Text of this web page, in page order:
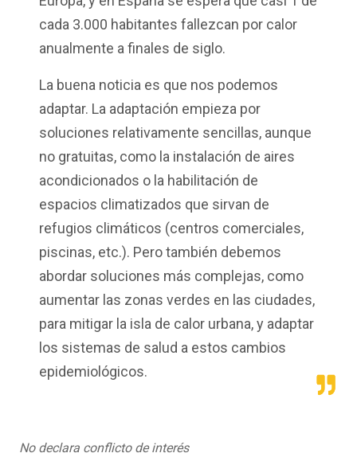
cada 3.000 habitantes fallezcan por calor
anualmente a finales de siglo.
La buena noticia es que nos podemos
adaptar. La adaptación empieza por
soluciones relativamente sencillas, aunque
no gratuitas, como la instalación de aires
acondicionados o la habilitación de
espacios climatizados que sirvan de
refugios climáticos (centros comerciales,
piscinas, etc.). Pero también debemos
abordar soluciones más complejas, como
aumentar las zonas verdes en las ciudades,
para mitigar la isla de calor urbana, y adaptar
los sistemas de salud a estos cambios
epidemiológicos.
No declara conflicto de interés